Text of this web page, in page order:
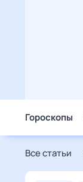
Гороскопы
Все статьи